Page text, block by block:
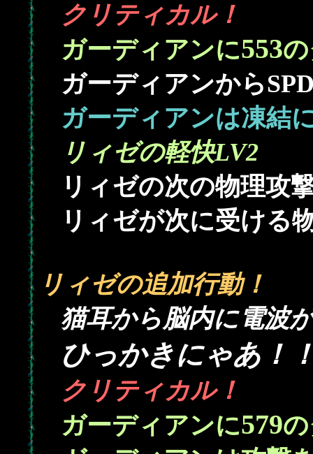
クリティカル！
ガーディアンに553
ガーディアンから
ガーディアンは凍結
リィゼの軽快LV2
リィゼの次の物理攻
リィゼが次に受ける
リィゼの追加行動！
猫耳から脳内に電波
ひっかきにゃあ！
クリティカル！
ガーディアンに579